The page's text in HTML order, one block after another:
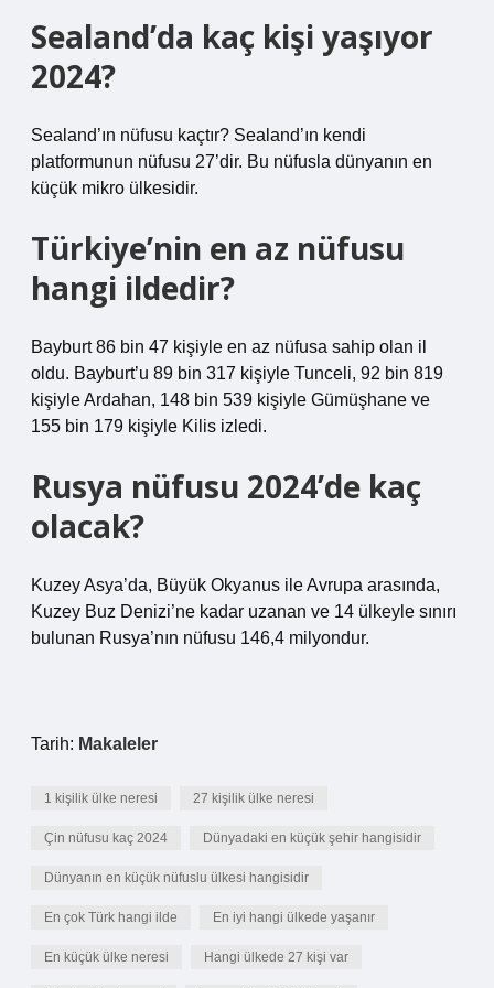
Sealand’da kaç kişi yaşıyor
2024?
Sealand’ın nüfusu kaçtır? Sealand’ın kendi
platformunun nüfusu 27’dir. Bu nüfusla dünyanın en
küçük mikro ülkesidir.
Türkiye’nin en az nüfusu
hangi ildedir?
Bayburt 86 bin 47 kişiyle en az nüfusa sahip olan il
oldu. Bayburt’u 89 bin 317 kişiyle Tunceli, 92 bin 819
kişiyle Ardahan, 148 bin 539 kişiyle Gümüşhane ve
155 bin 179 kişiyle Kilis izledi.
Rusya nüfusu 2024’de kaç
olacak?
Kuzey Asya’da, Büyük Okyanus ile Avrupa arasında,
Kuzey Buz Denizi’ne kadar uzanan ve 14 ülkeyle sınırı
bulunan Rusya’nın nüfusu 146,4 milyondur.
Tarih: Makaleler
1 kişilik ülke neresi 27 kişilik ülke neresi
Çin nüfusu kaç 2024 Dünyadaki en küçük şehir hangisidir
Dünyanın en küçük nüfuslu ülkesi hangisidir
En çok Türk hangi ilde En iyi hangi ülkede yaşanır
En küçük ülke neresi Hangi ülkede 27 kişi var